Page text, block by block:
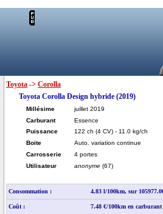
Toyota -> Corolla
Toyota Corolla Design hybride (2019)
Millésime
juillet 2019
Carburant
Essence
Puissance
122 ch (4 CV) - 11.0 kg/ch
Boite
Auto. variation continue
Carrosserie
4 portes
Utilisateur
anonyme (67)
Consommation : 4.83 l/100km, sur
Coût : 7.48 €/100km en carburant